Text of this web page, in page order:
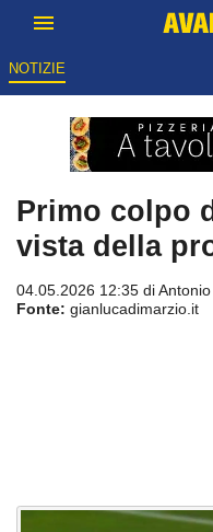
NOTIZIE
Primo colpo
vista della
04.05.2026 12:35 di
Fonte: gianlucadimarzio.it